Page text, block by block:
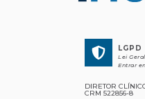
LGPD
Lei
Entrar
DIRETOR
CRM 522856-8